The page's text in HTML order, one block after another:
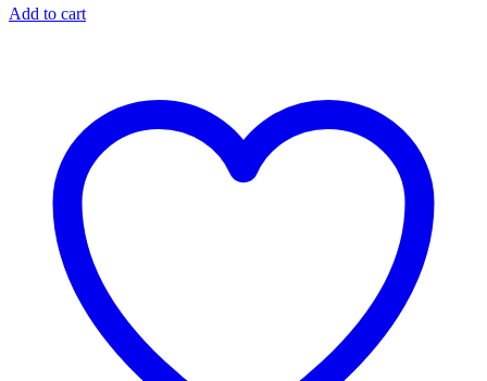
Add to cart